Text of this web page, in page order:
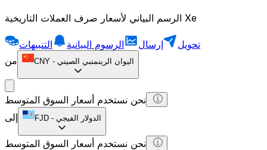
الرسم البياني لأسعار صرف العملات التاريخية Xe
تحويل إرسال الرسوم البيانية
التنبيهات
من
CNY - اليوان الرينمنبي الصيني
نحن نستخدم أسعار السوق المتوسط
إلى
FJD - الدولار الفيجي
نحن نستخدم أسعار السوق المتوسط